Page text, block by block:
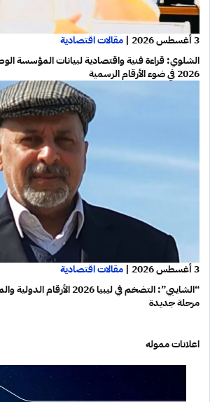
3 أغسطس 2026 | مقالات اقتصادية
الشلوي: قراءة فنية واقتصادية لبيانات المؤسسة
2026 في ضوء الأرقام الرسمية
3 أغسطس 2026 | مقالات اقتصادية
“الشايبي”: التضخم في ليبيا
مرحلة جديدة
اعلانات مموله